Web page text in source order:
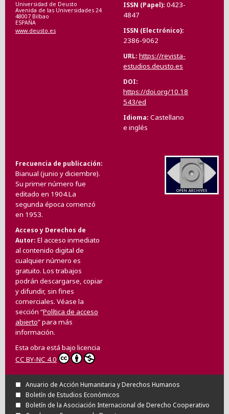
Universidad de Deusto
Avenida de las Universidades 24
48007 Bilbao
ESPAÑA
www.deusto.es
ISSN (Papel) 0423-
4847
ISSN (Electrónico)
2386-9062
URL https://revista-
estudios.deusto.es
DOI
https://doi.org/10.18
543/ed
Idioma Castellano
e inglés
Frecuencia de publicación
Bianual (junio y diciembre).
Su primer número fue
editado en 1904.La
segunda época comenzó
en 1953.
Acceso y Derechos de
Autor El acceso inmediato
al contenido digital de
cualquier número es
gratuito. Los trabajos
podrán descargarse, copiar
y difundir, sin fines
comerciales. Véase la
sección “Política de acceso
abierto” para más
información.
Esta obra está bajo licencia
CC BY-NC 4.0
Anuario de Acción Humanitaria y Derechos Humanos
Boletín de Estudios Económicos
Boletín de la Asociación Internacional de Derecho Cooperativo